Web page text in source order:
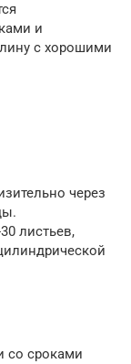
и
с хорошими
через
листьев,
со сроками